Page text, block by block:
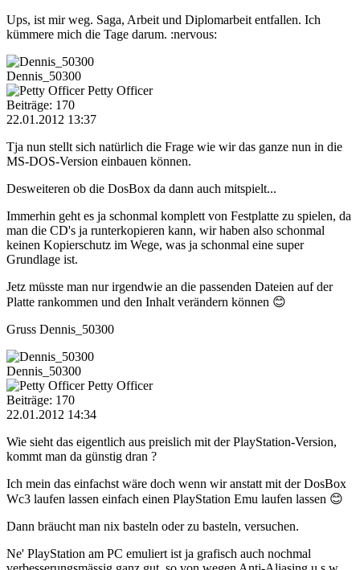
Ups, ist mir weg. Saga, Arbeit und Diplomarbeit entfallen. Ich
kümmere mich die Tage darum. :nervous:
Dennis_50300
Petty Officer
Beiträge: 170
22.01.2012 13:37
Tja nun stellt sich natürlich die Frage wie wir das ganze nun in die
MS-DOS-Version einbauen können.
Desweiteren ob die DosBox da dann auch mitspielt...
Immerhin geht es ja schonmal komplett von Festplatte zu spielen, da
man die CD's ja runterkopieren kann, wir haben also schonmal
keinen Kopierschutz im Wege, was ja schonmal eine super
Grundlage ist.
Jetz müsste man nur irgendwie an die passenden Dateien auf der
Platte rankommen und den Inhalt verändern können 😊
Gruss Dennis_50300
Dennis_50300
Petty Officer
Beiträge: 170
22.01.2012 14:34
Wie sieht das eigentlich aus preislich mit der PlayStation-Version,
kommt man da günstig dran ?
Ich mein das einfachst wäre doch wenn wir anstatt mit der DosBox
Wc3 laufen lassen einfach einen PlayStation Emu laufen lassen 😊
Dann bräucht man nix basteln oder zu basteln, versuchen.
Ne' PlayStation am PC emuliert ist ja grafisch auch nochmal